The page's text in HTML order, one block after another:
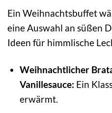
Ein Weihnachtsbuffet
eine Auswahl an süßen
Ideen für himmlische
Weihnachtlicher
Vanillesauce: Ein
erwärmt.